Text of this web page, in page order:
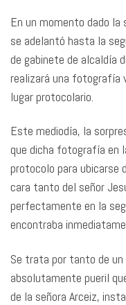
En un momento dado la
se adelantó hasta la
de gabinete de alcaldía
realizará una fotografía
lugar protocolario.
Este mediodía, la
que dicha fotografía en
protocolo para ubicarse
cara tanto del señor
perfectamente en la
encontraba
Se trata por tanto de
absolutamente pueril
de la señora Arceiz,